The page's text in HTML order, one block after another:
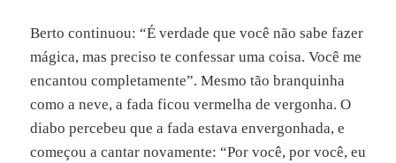
Berto continuou: “É verdade que você não sabe fazer
mágica, mas preciso te confessar uma coisa. Você me
encantou completamente”. Mesmo tão branquinha
como a neve, a fada ficou vermelha de vergonha. O
diabo percebeu que a fada estava envergonhada, e
começou a cantar novamente: “Por você, por você, eu